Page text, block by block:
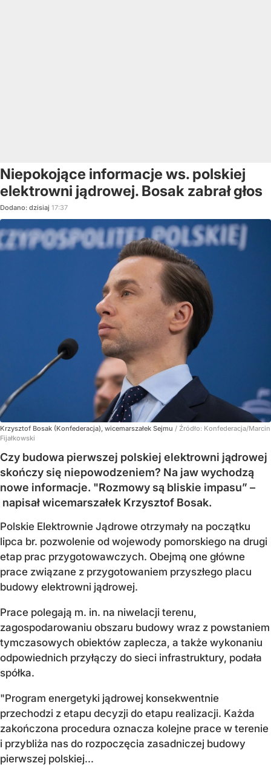
Niepokojące informacje ws. polskiej
elektrowni jądrowej. Bosak zabrał głos
Dodano: dzisiaj 17:37
Krzysztof Bosak (Konfederacja), wicemarszałek Sejmu / Źródło: Konfederacja/Marcin
Fijałkowski
Czy budowa pierwszej polskiej elektrowni jądrowej
skończy się niepowodzeniem? Na jaw wychodzą
nowe informacje. "Rozmowy są bliskie impasu” –
napisał wicemarszałek Krzysztof Bosak.
Polskie Elektrownie Jądrowe otrzymały na początku
lipca br. pozwolenie od wojewody pomorskiego na drugi
etap prac przygotowawczych. Obejmą one główne
prace związane z przygotowaniem przyszłego placu
budowy elektrowni jądrowej.
Prace polegają m. in. na niwelacji terenu,
zagospodarowaniu obszaru budowy wraz z powstaniem
tymczasowych obiektów zaplecza, a także wykonaniu
odpowiednich przyłączy do sieci infrastruktury, podała
spółka.
"Program energetyki jądrowej konsekwentnie
przechodzi z etapu decyzji do etapu realizacji. Każda
zakończona procedura oznacza kolejne prace w terenie
i przybliża nas do rozpoczęcia zasadniczej budowy
pierwszej polskiej...